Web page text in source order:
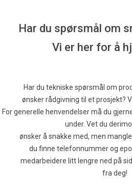
Har du spørsmål om
Vi er her for å
Har du tekniske spørsmål om
ønsker rådgivning til et prosjekt?
For generelle henvendelser må du
under. Vet du
ønsker å snakke med, men
du finne telefonnummer og
medarbeidere litt lengre ned på
fra deg!